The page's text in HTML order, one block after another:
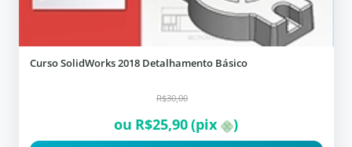
Curso SolidWorks 2018 Detalhamento Básico
R$30,00
ou R$25,90(pix )